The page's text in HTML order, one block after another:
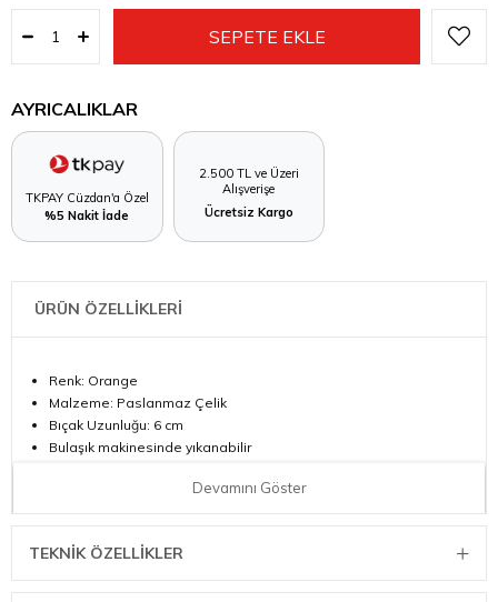
AYRICALIKLAR
TKPAY Cüzdan'a Özel
%5 Nakit İade
2.500 TL ve Üzeri
Alışverişe
Ücretsiz Kargo
ÜRÜN ÖZELLİKLERİ
Renk: Orange
Malzeme: Paslanmaz Çelik
Bıçak Uzunluğu: 6 cm
Bulaşık makinesinde yıkanabilir
Devamını Göster
TEKNIK ÖZELLIKLER